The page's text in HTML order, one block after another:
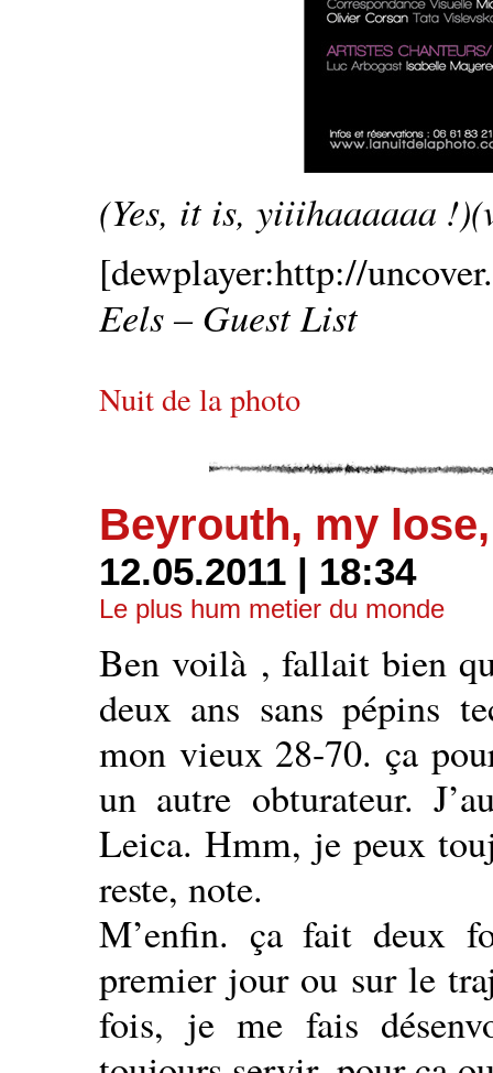
(Yes, it is, yiiihaaaaaa
[dewplayer:http://
Eels – Guest List
Nuit de la photo
Beyrouth, my
12.05.2011 | 18:34
Le plus hum metier du monde
Ben voilà , fallait bien
deux ans sans pépins
mon vieux 28-70. ça
un autre obturateur.
Leica. Hmm, je peux
reste, note.
M’enfin. ça fait deux
premier jour ou sur le
fois, je me fais